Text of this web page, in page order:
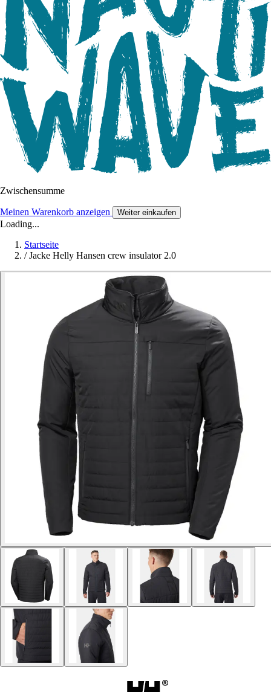
Zwischensumme
Meinen Warenkorb anzeigen Weiter einkaufen
Loading...
Startseite
/ Jacke Helly Hansen crew insulator 2.0